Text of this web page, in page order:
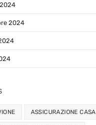
2024
ASSICURAZIONE CASA